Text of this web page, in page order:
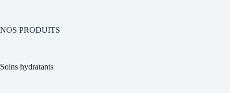
NOS PRODUITS
Soins hydratants